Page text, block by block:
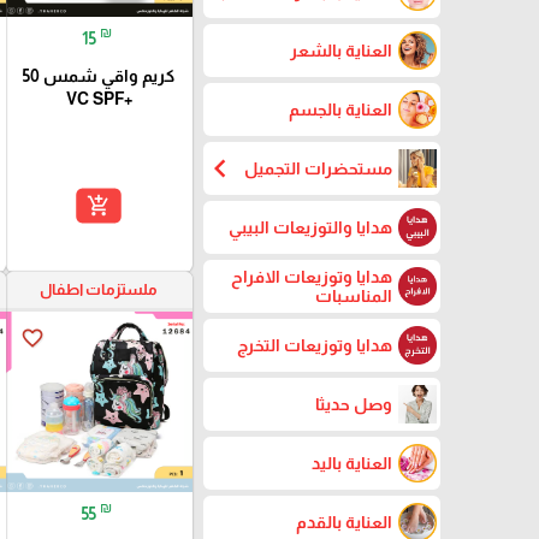
العناية بالشعر
العناية بالجسم
مستحضرات التجميل chevron_left
هدايا والتوزيعات البيبي
هدايا وتوزيعات الافراح
المناسبات
هدايا وتوزيعات التخرج
وصل حديثا
العناية باليد
العناية بالقدم
15 ₪
كريم واقي شمس 50
+VC SPF
add_shopping_cart
ملستزمات اطفال
favorite_border
55 ₪